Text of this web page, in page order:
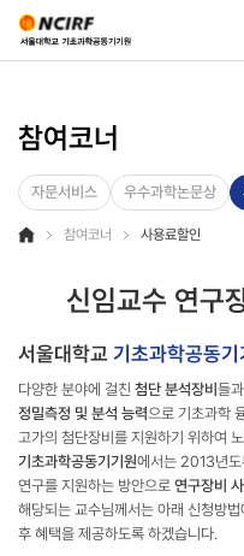
참여코너
자문서비스 우수과학논문상
참여코너 사용료할인
신임교수 연구
서울대학교 기초과학공동기
다양한 분야에 걸친 첨단 분석장비 들
정밀측정 및 분석 능력으로 기초과학
고가의 첨단장비를 지원하기 위하여
기초과학공동기기원에서는 2013년도
연구를 지원하는 방안으로 연구장비
해당되는 교수님께서는 아래 신청방
후 혜택을 제공하도록 하겠습니다.